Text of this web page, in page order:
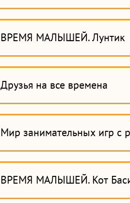
ВРЕМЯ МАЛЫШЕЙ. Лунтик
Друзья на все времена
Мир занимательных игр с
ВРЕМЯ МАЛЫШЕЙ. Кот